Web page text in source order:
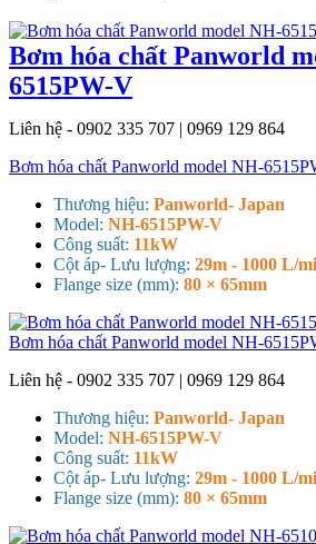
Bơm hóa chất Panworld
6515PW-V
Liên hệ - 0902 335 707 | 0969 129 864
Bơm hóa chất Panworld model NH-
Thương hiệu: Panworld- Japan
Model: NH-6515PW-V
Công suất: 11kW
Cột áp- Lưu lượng: 29m - 1000 L/
Flange size (mm): 80 × 65mm
Bơm hóa chất Panworld model NH-
Liên hệ - 0902 335 707 | 0969 129 864
Thương hiệu: Panworld- Japan
Model: NH-6515PW-V
Công suất: 11kW
Cột áp- Lưu lượng: 29m - 1000 L/
Flange size (mm): 80 × 65mm